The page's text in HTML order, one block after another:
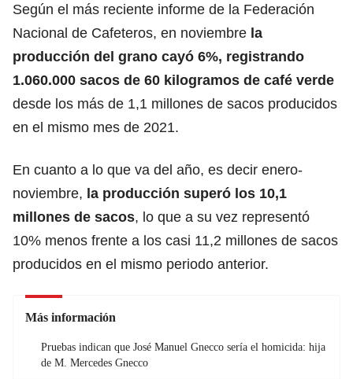
Según el más reciente informe de la Federación
Nacional de Cafeteros, en noviembre la
producción del grano cayó 6%, registrando
1.060.000 sacos de 60 kilogramos de café verde
desde los más de 1,1 millones de sacos producidos
en el mismo mes de 2021.
En cuanto a lo que va del año, es decir enero-
noviembre, la producción superó los 10,1
millones de sacos, lo que a su vez representó
10% menos frente a los casi 11,2 millones de sacos
producidos en el mismo periodo anterior.
Más información
Pruebas indican que José Manuel Gnecco sería el homicida: hija
de M. Mercedes Gnecco